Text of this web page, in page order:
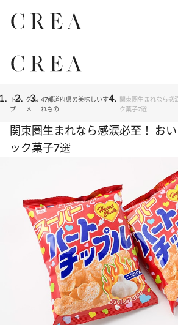
トッ
プ
グル
メ
47都道府県の美味しいすぐ
れもの
関東圏生まれなら感
ク菓子7選
関東圏生まれなら感涙必至！ おいし懐かしのスナ
ック菓子7選